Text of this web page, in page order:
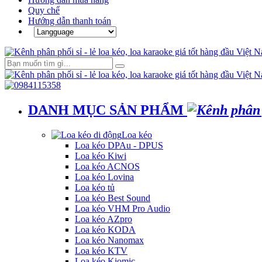
Quy chế
Hướng dẫn thanh toán
DANH MỤC SẢN PHẨM
Loa kéo
Loa kéo DPAu - DPUS
Loa kéo Kiwi
Loa kéo ACNOS
Loa kéo Lovina
Loa kéo tủ
Loa kéo Best Sound
Loa kéo VHM Pro Audio
Loa kéo AZpro
Loa kéo KODA
Loa kéo Nanomax
Loa kéo KTV